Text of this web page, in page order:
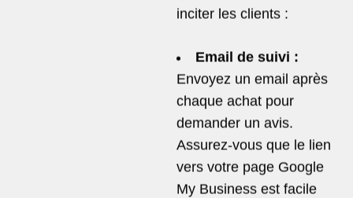
inciter les clients :
Email de suivi :
Envoyez un email après
chaque achat pour
demander un avis.
Assurez-vous que le lien
vers votre page Google
My Business est facile